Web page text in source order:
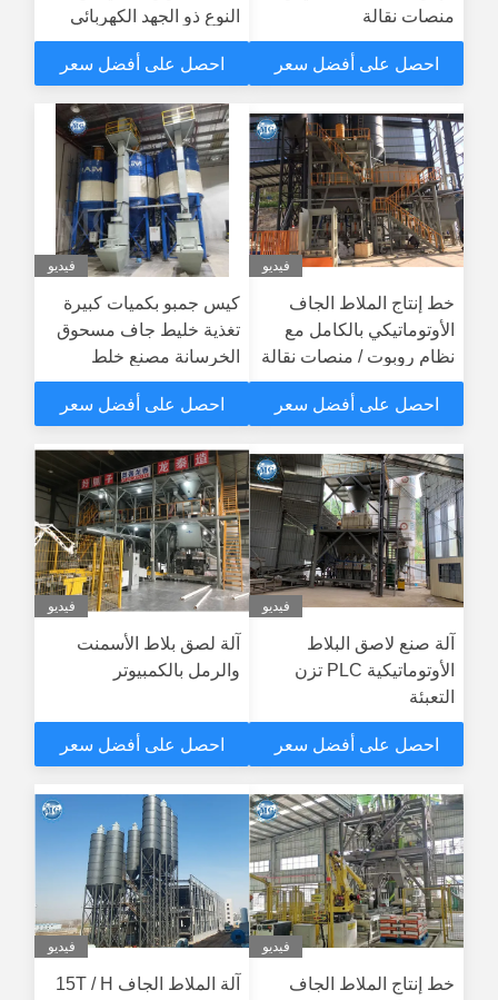
منصات نقالة
احصل على أفضل سعر
النوع ذو الجهد الكهربائي
المخصص مع نظام التحميل
احصل على أفضل سعر
فيديو
خط إنتاج الملاط الجاف
الأوتوماتيكي بالكامل مع
نظام روبوت / منصات نقالة
احصل على أفضل سعر
فيديو
كيس جمبو بكميات كبيرة
تغذية خليط جاف مسحوق
الخرسانة مصنع خلط
الحائط الرمال المضغوطة
خليط أسمنت البلاط
احصل على أفضل سعر
فيديو
آلة صنع لاصق البلاط
الأوتوماتيكية PLC تزن
التعبئة
احصل على أفضل سعر
فيديو
آلة لصق بلاط الأسمنت
والرمل بالكمبيوتر
احصل على أفضل سعر
فيديو
خط إنتاج الملاط الجاف
فيديو
آلة الملاط الجاف 15T / H